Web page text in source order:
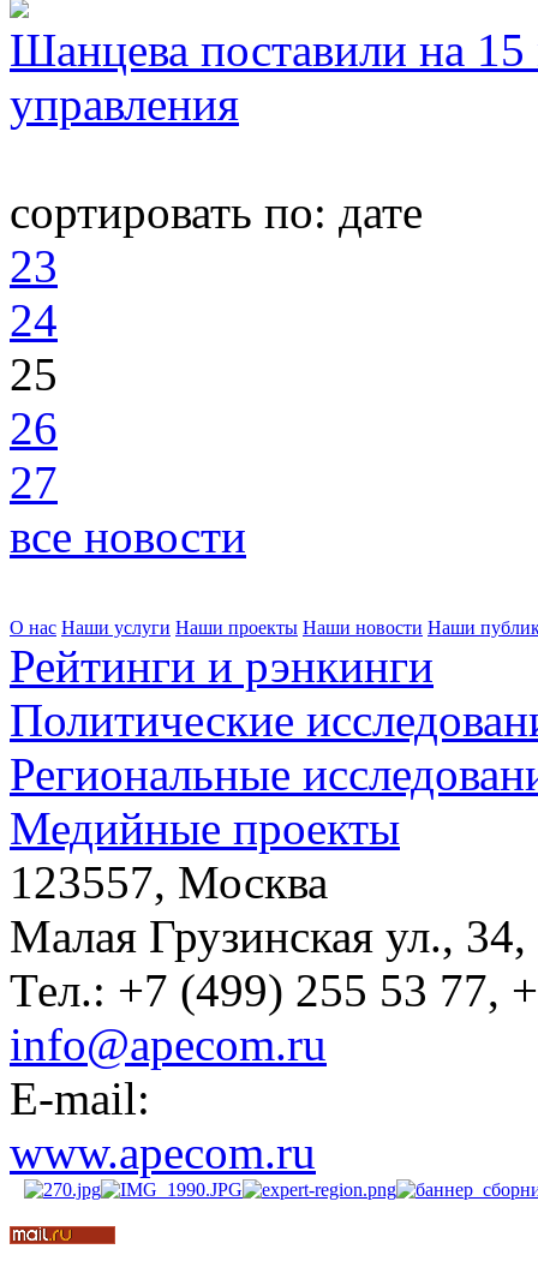
Шанцева поставили на
управления
сортировать по: дате
23
24
25
26
27
все новости
О нас Наши услуги Наши проекты Наши новости Наши
Рейтинги и рэнкинги
Политические
Региональные
Медийные проекты
123557, Москва
Малая Грузинская ул.,
Тел.: +7 (499) 255 53 77,
info@apecom.ru
E-mail:
www.apecom.ru